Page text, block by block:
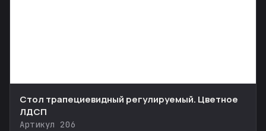
Стол трапециевидный регулируемый. Цветное
ЛДСП
Артикул 206